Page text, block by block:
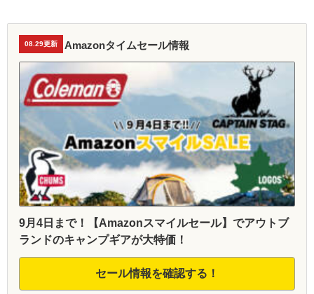
08.29更新 Amazonタイムセール情報
9月4日まで！【Amazonスマイルセール】でアウトブ
ランドのキャンプギアが大特価！
セール情報を確認する！